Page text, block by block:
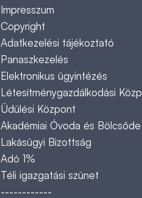
Impresszum
Copyright
Adatkezelési tájékoztató
Panaszkezelés
Elektronikus ügyintézés
Létesítménygazdálkodási
Üdülési Központ
Akadémiai Óvoda és Bölcsőde
Lakásügyi Bizottság
Adó 1%
Téli igazgatási szünet
------------